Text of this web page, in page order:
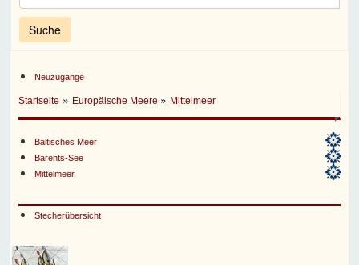
Neuzugänge
Startseite » Europäische Meere » Mittelmeer
Baltisches Meer
Barents-See
Mittelmeer
Stecherübersicht